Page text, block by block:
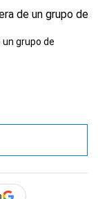
grupo de